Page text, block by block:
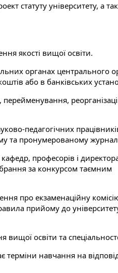
статуту університету, а
якості вищої освіти.
органах центрального
або в банківських
педагогічних
та пронумерованому
професорів і
за конкурсом таємним
про екзаменаційну
прийому до
вищої освіти та
терміни навчання на